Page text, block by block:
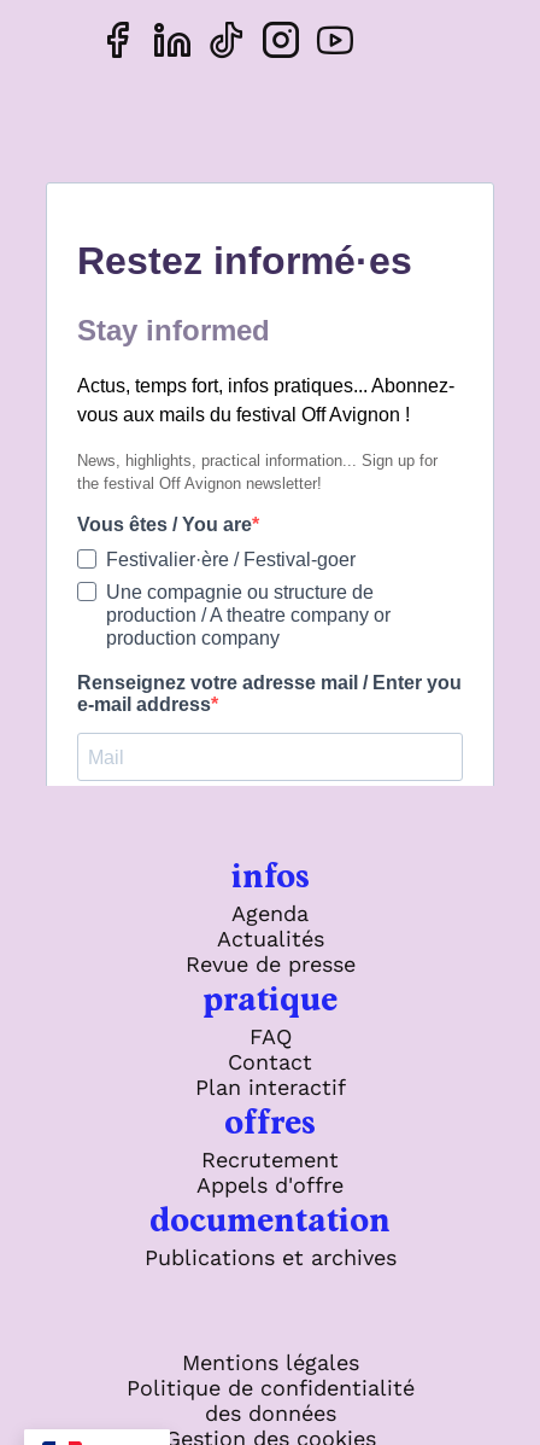
infos
Agenda
Actualités
Revue de presse
pratique
FAQ
Contact
Plan interactif
offres
Recrutement
Appels d'offre
documentation
Publications et archives
Mentions légales
Politique de confidentialité
des données
Gestion des cookies